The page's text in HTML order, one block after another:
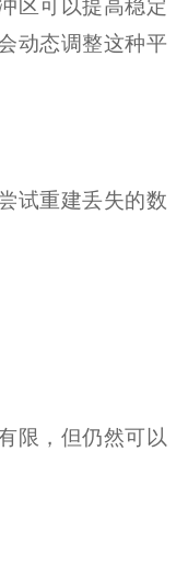
动态调整这种平
试重建丢失的数
限，但仍然可以